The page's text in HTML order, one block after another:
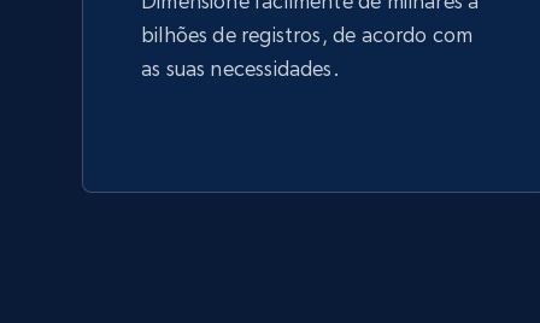
bilhões de registros, de acordo com
as suas necessidades.